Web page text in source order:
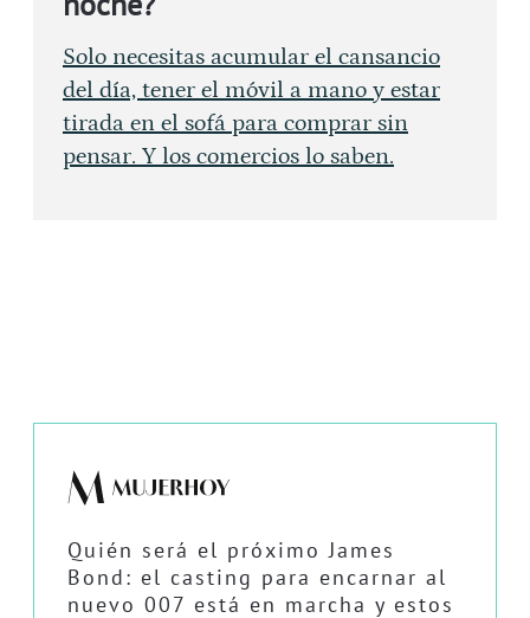
Solo necesitas acumular el cansancio
del día, tener el móvil a mano y estar
tirada en el sofá para comprar sin
pensar. Y los comercios lo saben.
Quién será el próximo James
Bond: el casting para encarnar al
nuevo 007 está en marcha y estos